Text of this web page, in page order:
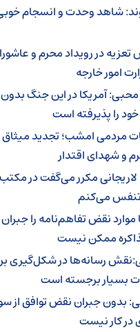
شاهد وحدت و انسجام
در رویداد محرم و
امور خارجه
آمریکا در این جنگ
را پذیرفته است
مردمی امشب؛ تجدید میثاق
و شهدای اقتدار
مکرر می‌گفت در
می‌کنم
موارد نقض تفاهم‌نامه را
ممکن نیست
رسانه‌ها در شکل‌گیری
بسیار برجسته است
بدون جبران نقض توافق از
در کار نیست